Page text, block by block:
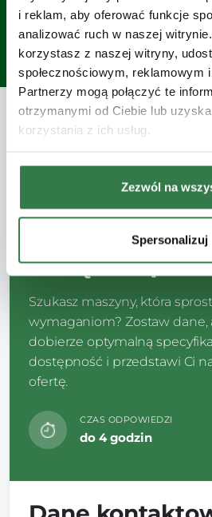
i reklam, aby oferować funkcje
analizować ruch w naszej
korzystasz z naszej witryny,
społecznościowym, reklamowym
Partnerzy mogą połączyć te
otrzymanymi od Ciebie lub
korzystania z ich usług.
Zezwól na
Spersonalizuj
Zapytaj o
- chętnie
Szukasz maszyny, która
wymaganiom? Zostaw dane,
dobierze optymalną
dostępność i przedstawi Ci
ofertę.
CZAS ODPOWIEDZI
do 4 godzin